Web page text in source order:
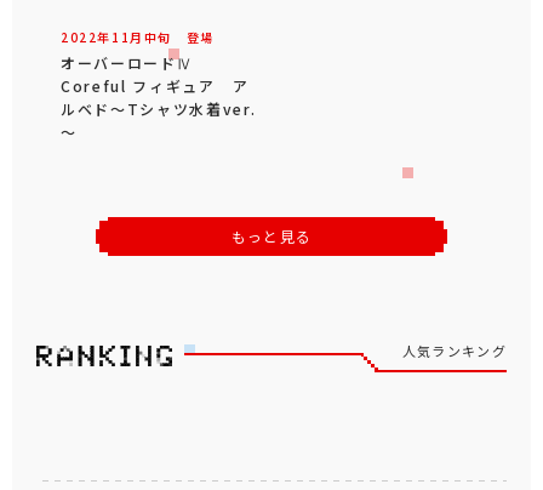
2022年 11 月 中旬 登場
オーバーロードⅣ
Coreful フィギュア ア
ルベド～Tシャツ水着ver.
～
もっと見る
人気ランキング